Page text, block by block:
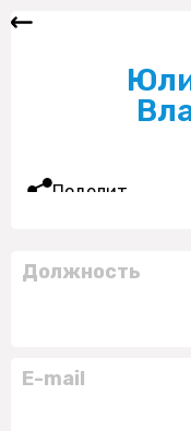
Поделиться
Должность
E-mail